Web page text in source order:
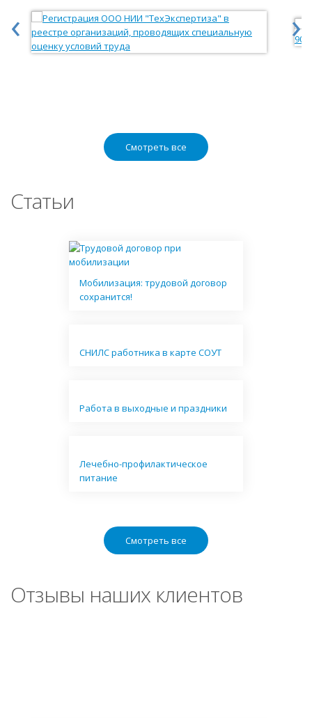
‹ ›
Смотреть все
Статьи
Мобилизация: трудовой договор
сохранится!
СНИЛС работника в карте СОУТ
Работа в выходные и праздники
Лечебно-профилактическое
питание
Смотреть все
Отзывы наших клиентов